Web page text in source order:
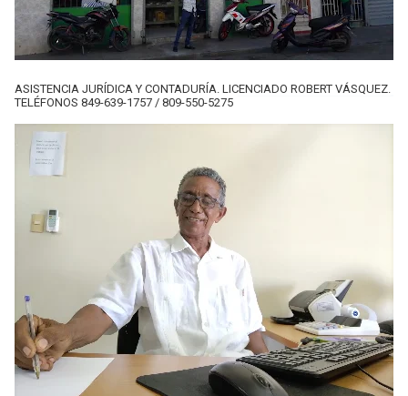
ASISTENCIA JURÍDICA Y CONTADURÍA. LICENCIADO ROBERT VÁSQUEZ.
TELÉFONOS 849-639-1757 / 809-550-5275